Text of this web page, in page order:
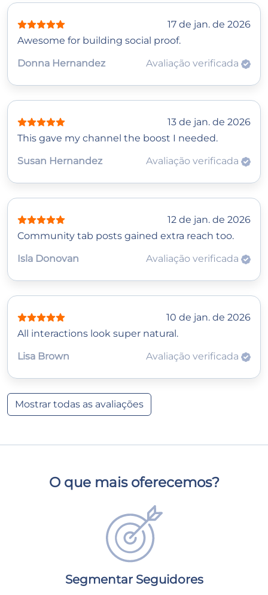
17 de jan. de 2026
Awesome for building social proof.
Donna Hernandez
Avaliação verificada
13 de jan. de 2026
This gave my channel the boost I needed.
Susan Hernandez
Avaliação verificada
12 de jan. de 2026
Community tab posts gained extra reach too.
Isla Donovan
Avaliação verificada
10 de jan. de 2026
All interactions look super natural.
Lisa Brown
Avaliação verificada
Mostrar todas as avaliações
O que mais oferecemos?
Segmentar Seguidores